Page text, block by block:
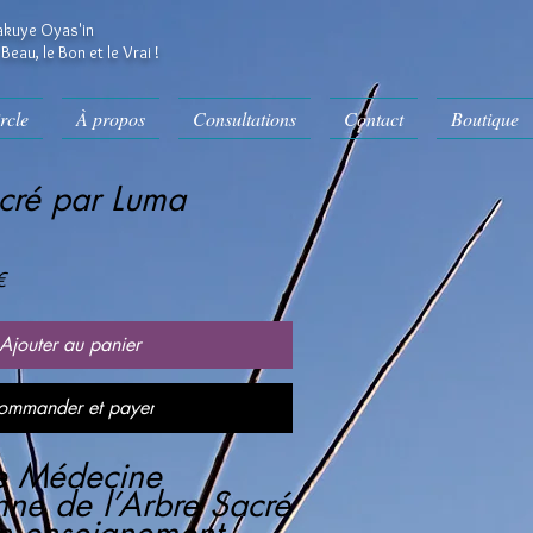
Oyas'in
le Bon et le Vrai !
À propos Consultations Contact Boutique
par Luma
Prix
Ajouter au panier
et payer
Médecine
de l’Arbre Sacré